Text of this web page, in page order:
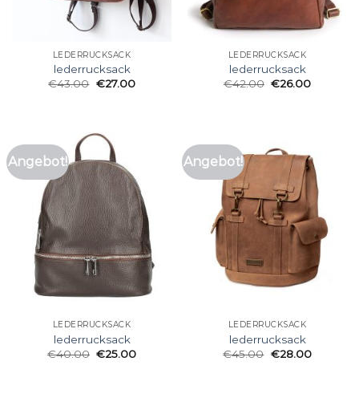
LEDERRUCKSACK
lederrucksack
€43.00 €27.00
LEDERRUCKSACK
lederrucksack
€42.00 €26.00
Angebot!
LEDERRUCKSACK
lederrucksack
€40.00 €25.00
Angebot!
LEDERRUCKSACK
lederrucksack
€45.00 €28.00